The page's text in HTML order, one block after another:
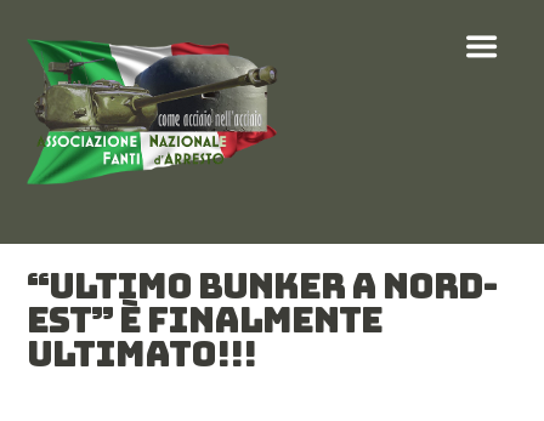
“ULTIMO BUNKER A NORD-
EST” È FINALMENTE
ULTIMATO!!!